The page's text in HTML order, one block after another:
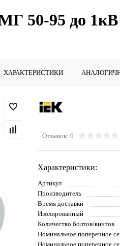
50-95 до
ХАРАКТЕРИСТИКИ
Отзывов: 0
Характеристики:
Артикул
Производитель
Время доставки
Изолированный
Количество болтов/винтов
Номинальное поперечное
Номинальное поперечное